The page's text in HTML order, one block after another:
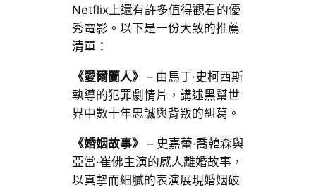
Netflix上還有許多值得觀看的優
秀電影。以下是一份大致的推薦
清單：
《愛爾蘭人》 – 由馬丁·史柯西斯
執導的犯罪劇情片，講述黑幫世
界中數十年忠誠與背叛的糾葛。
《婚姻故事》
– 史嘉蕾·喬韓森與
亞當·崔佛主演的感人離婚故事，
以真摯而細膩的表演展現婚姻破